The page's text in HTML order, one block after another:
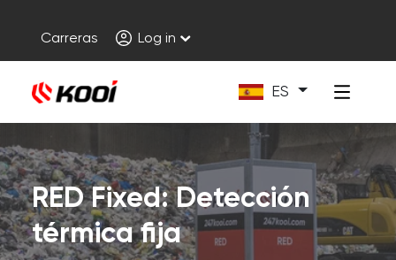
Carreras Log in
ES
RED Fixed: Detección
térmica fija